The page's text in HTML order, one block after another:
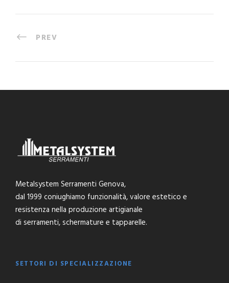
PREV
Metalsystem Serramenti Genova,
dal 1999 coniughiamo funzionalità, valore estetico e
resistenza nella produzione artigianale
di serramenti, schermature e tapparelle.
SETTORI DI SPECIALIZZAZIONE